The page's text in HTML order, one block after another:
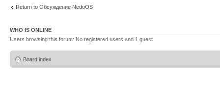
Return to Обсуждение NedoOS
WHO IS ONLINE
Users browsing this forum: No registered users and 1 guest
Board index